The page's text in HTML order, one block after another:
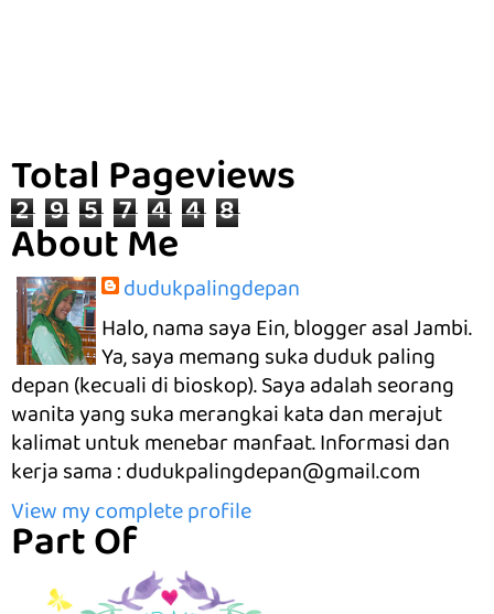
Total Pageviews
2 9 5 7 4 4 8
About Me
dudukpalingdepan
Halo, nama saya Ein, blogger asal Jambi.
Ya, saya memang suka duduk paling
depan (kecuali di bioskop). Saya adalah seorang
wanita yang suka merangkai kata dan merajut
kalimat untuk menebar manfaat. Informasi dan
kerja sama : dudukpalingdepan@gmail.com
View my complete profile
Part Of